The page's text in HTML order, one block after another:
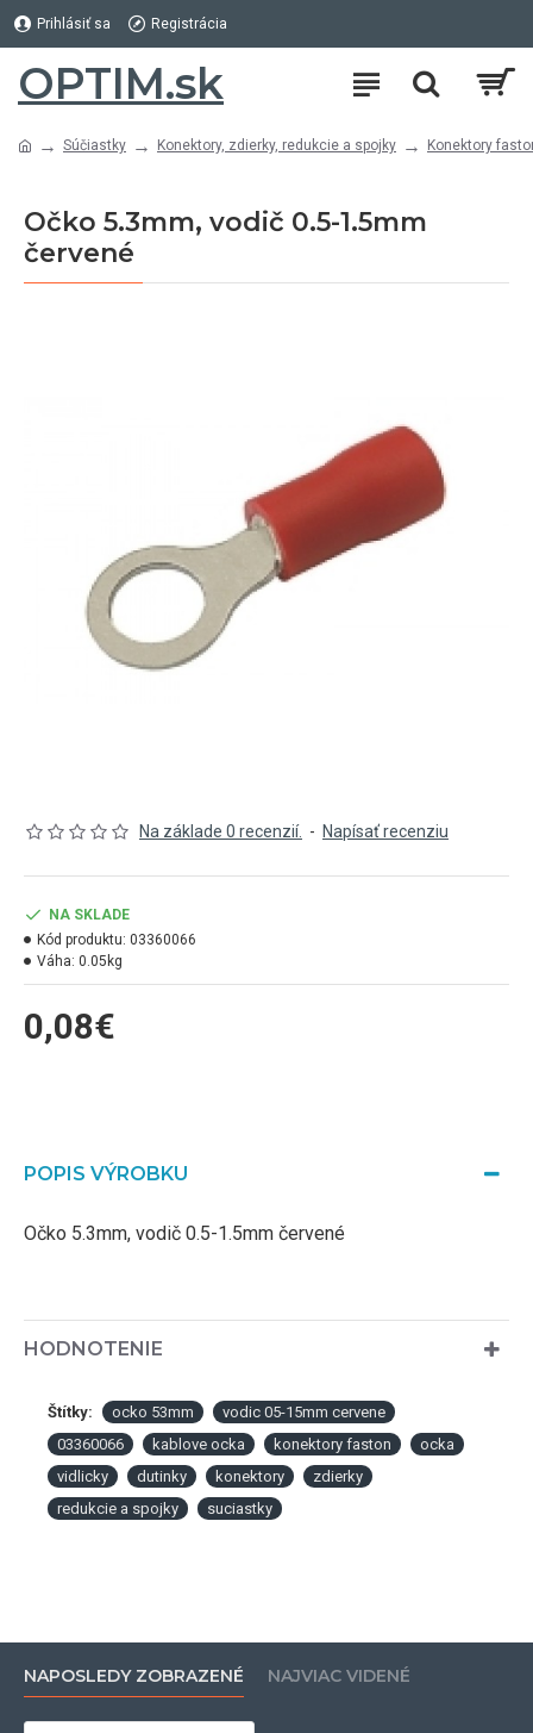
Prihlásiť sa Registrácia
OPTIM.sk
Súčiastky Konektory, zdierky, redukcie a spojky Konektory
Očko 5.3mm, vodič 0.5-1.5mm
červené
Na základe 0 recenzií. - Napísať recenziu
0,08€
NA SKLADE
Kód produktu: 03360066
Váha: 0.05kg
POPIS VÝROBKU
Očko 5.3mm, vodič 0.5-1.5mm červené
HODNOTENIE
Štítky: ocko 53mm
vodic 05-15mm cervene
03360066
kablove ocka konektory faston
ocka
vidlicky
dutinky konektory
zdierky
redukcie a spojky
suciastky
NAPOSLEDY ZOBRAZENÉ NAJVIAC VIDENÉ